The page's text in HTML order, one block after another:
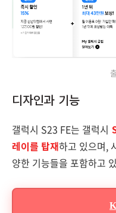
디자인과 기능
갤럭시 S23 FE는 갤럭시
레이를 탑재하고 있으며,
양한 기능들을 포함하고